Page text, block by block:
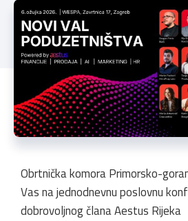
Obrtnička komora Primorsko-
Vas na jednodnevnu poslovnu
dobrovoljnog člana Aestus Rijeka